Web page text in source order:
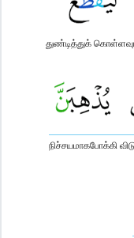
துண்டித்துக்
நிச்சயமாகபோக்கி